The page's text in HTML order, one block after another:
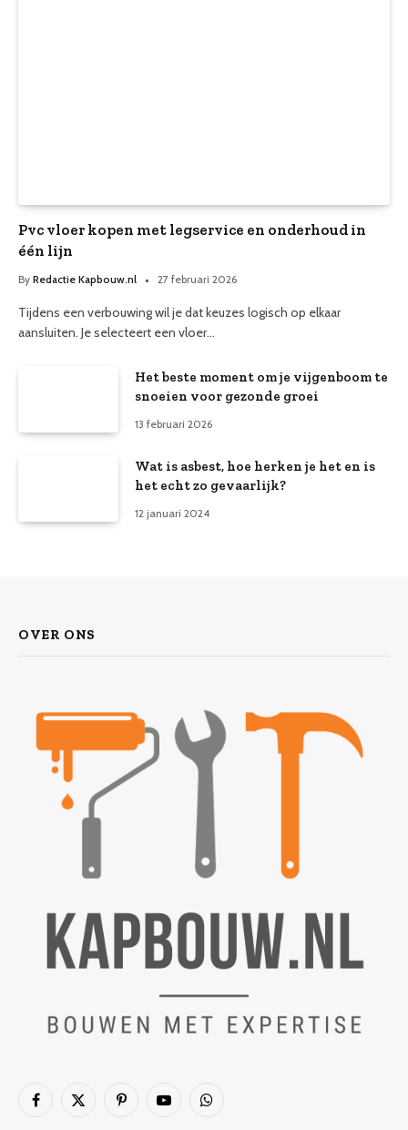
Pvc vloer kopen met legservice en onderhoud in
één lijn
By Redactie Kapbouw.nl 27 februari 2026
Tijdens een verbouwing wil je dat keuzes logisch op elkaar
aansluiten. Je selecteert een vloer…
Het beste moment om je vijgenboom te
snoeien voor gezonde groei
13 februari 2026
Wat is asbest, hoe herken je het en is
het echt zo gevaarlijk?
12 januari 2024
OVER ONS
Facebook
X
PinterestYouTubeWhatsApp